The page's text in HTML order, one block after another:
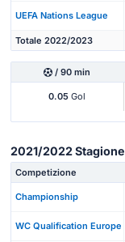
UEFA Nations League
Totale 2022/2023
/ 90 min
0.05 Gol
2021/2022 Stagione
Competizione
Championship
WC Qualification Europe